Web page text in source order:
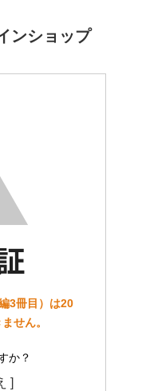
ンショップ
3冊目）は20
せん。
か？
]